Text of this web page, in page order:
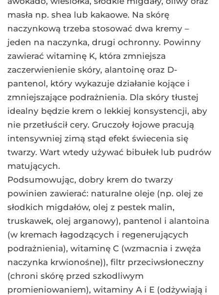
masła np. shea lub kakaowe. Na skórę
naczynkową trzeba stosować dwa kremy –
jeden na naczynka, drugi ochronny. Powinny
zawierać witaminę K, która zmniejsza
zaczerwienienie skóry, alantoinę oraz D-
pantenol, który wykazuje działanie kojące i
zmniejszające podrażnienia. Dla skóry tłustej
idealny będzie krem o lekkiej konsystencji, aby
nie przetłuścił cery. Gruczoły łojowe pracują
intensywniej zimą stąd efekt świecenia się
twarzy. Wart wtedy używać bibułek lub pudrów
matujących.
Podsumowując, dobry krem do twarzy
powinien zawierać: naturalne oleje (np. olej ze
słodkich migdałów, olej z pestek malin,
truskawek, olej arganowy), pantenol i alantoina
(w kremach łagodzących i regenerujących
podrażnienia), witaminę C (wzmacnia i zwęża
naczynka krwionośne)), filtr przeciwsłoneczny
(chroni skórę przed szkodliwym
promieniowaniem), witaminy A i E (odżywiają i